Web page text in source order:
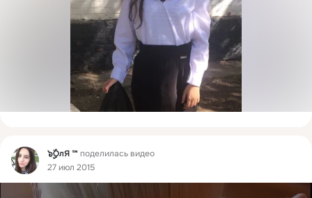
Фид ๖ۣۣۜOлЯ ™ поделилась видео
27 июл 2015